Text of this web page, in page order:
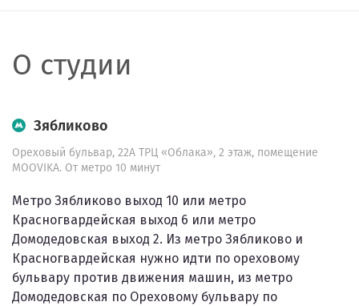
О студии
Зябликово
Ореховый бульвар, 22А ТРЦ «Облака», 2 этаж, помещение
MOOVIKA. От метро 10 минут
Метро Зябликово выход 10 или метро
Красногвардейская выход 6 или метро
Домодедовская выход 2. Из метро Зябликово и
Красногвардейская нужно идти по ореховому
бульвару против движения машин, из метро
Домодедовская по Ореховому бульвару по